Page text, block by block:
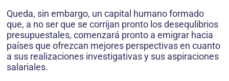
Queda, sin embargo, un capital humano formado
que, a no ser que se corrijan pronto los desequlibrios
presupuestales, comenzará pronto a emigrar hacia
países que ofrezcan mejores perspectivas en cuanto
a sus realizaciones investigativas y sus aspiraciones
salariales.